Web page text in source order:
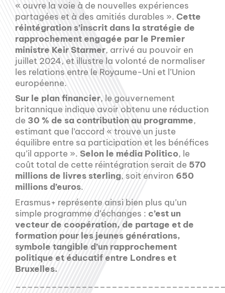
« ouvre la voie à de nouvelles expériences
partagées et à des amitiés durables ». Cette
réintégration s’inscrit dans la stratégie de
rapprochement engagée par le Premier
ministre Keir Starmer, arrivé au pouvoir en
juillet 2024, et illustre la volonté de normaliser
les relations entre le Royaume-Uni et l’Union
européenne.
Sur le plan financier, le gouvernement
britannique indique avoir obtenu une réduction
de 30 % de sa contribution au programme,
estimant que l’accord « trouve un juste
équilibre entre sa participation et les bénéfices
qu’il apporte ». Selon le média Politico, le
coût total de cette réintégration serait de 570
millions de livres sterling, soit environ 650
millions d’euros.
Erasmus+ représente ainsi bien plus qu’un
simple programme d’échanges : c’est un
vecteur de coopération, de partage et de
formation pour les jeunes générations,
symbole tangible d’un rapprochement
politique et éducatif entre Londres et
Bruxelles.